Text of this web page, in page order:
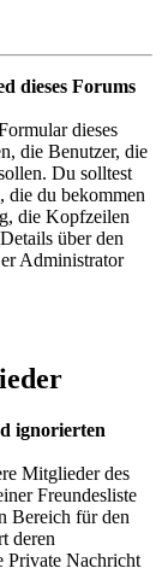
dieses Forums
dieses
die Benutzer, die
Du solltest
die du bekommen
die Kopfzeilen
über den
Administrator
ignorierten
Mitglieder des
Freundesliste
Bereich für den
deren
Private Nachricht